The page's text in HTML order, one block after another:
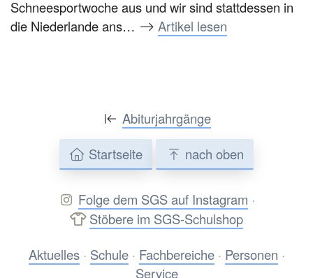
Schneesportwoche aus und wir sind stattdessen in
die Niederlande ans…
Artikel lesen
Abiturjahrgänge
Startseite
nach oben
Folge dem SGS auf Instagram ·
Stöbere im SGS-Schulshop
Aktuelles· Schule· Fachbereiche· Personen ·
Service